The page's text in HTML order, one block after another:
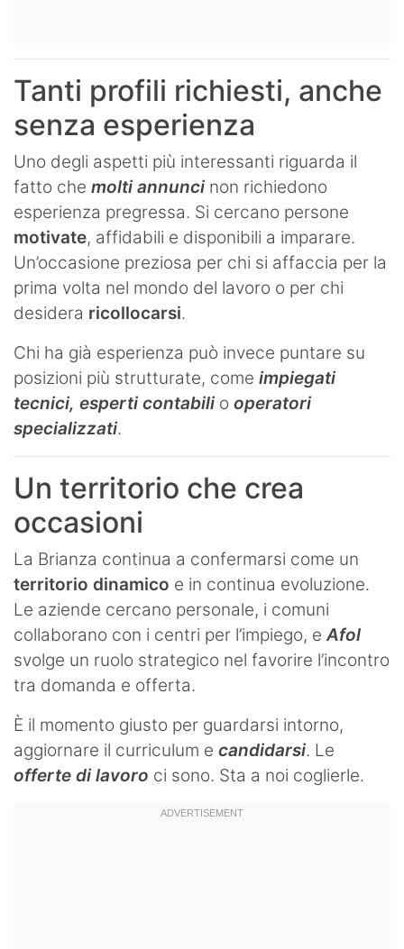
Tanti profili richiesti, anche
senza esperienza
Uno degli aspetti più interessanti riguarda il
fatto che molti annunci non richiedono
esperienza pregressa. Si cercano persone
motivate, affidabili e disponibili a imparare.
Un’occasione preziosa per chi si affaccia per la
prima volta nel mondo del lavoro o per chi
desidera ricollocarsi.
Chi ha già esperienza può invece puntare su
posizioni più strutturate, come impiegati
tecnici, esperti contabili o operatori
specializzati.
Un territorio che crea
occasioni
La Brianza continua a confermarsi come un
territorio dinamico e in continua evoluzione.
Le aziende cercano personale, i comuni
collaborano con i centri per l’impiego, eAfol
svolge un ruolo strategico nel favorire l’incontro
tra domanda e offerta.
È il momento giusto per guardarsi intorno,
aggiornare il curriculum e candidarsi. Le
offerte di lavoro ci sono. Sta a noi coglierle.